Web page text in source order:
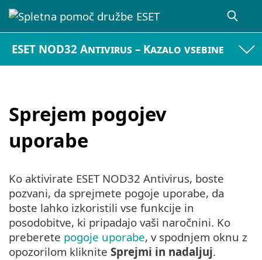
ESET NOD32 Antivirus – Kazalo vsebine
Sprejem pogojev
uporabe
Ko aktivirate ESET NOD32 Antivirus, boste
pozvani, da sprejmete pogoje uporabe, da
boste lahko izkoristili vse funkcije in
posodobitve, ki pripadajo vaši naročnini. Ko
preberete pogoje uporabe, v spodnjem oknu z
opozorilom kliknite Sprejmi in nadaljuj.